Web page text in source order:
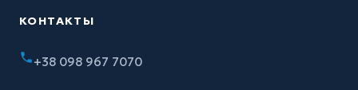
КОНТАКТЫ
+38 098 967 7070